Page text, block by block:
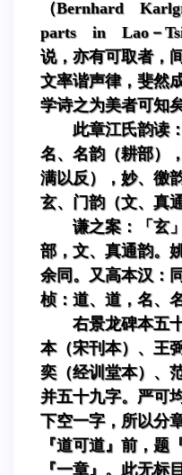
（Bernhard
parts in Lao－Tsi
说，亦有可取者，
文率谐声律，斐然
学诗之为美者可知
此章江氏韵读
名、名韵（耕部）
满以反），妙、徼
玄、门韵（文、真
谦之案：「玄
部，文、真通韵。
余同。又高本汉：
桢：道、道，名、
右景龙碑本五
本（宋刊本）、王
奕（经训堂本）、
并五十九字。严可
下空一字，所以分
『道可道』前，题
『一章』。此无标